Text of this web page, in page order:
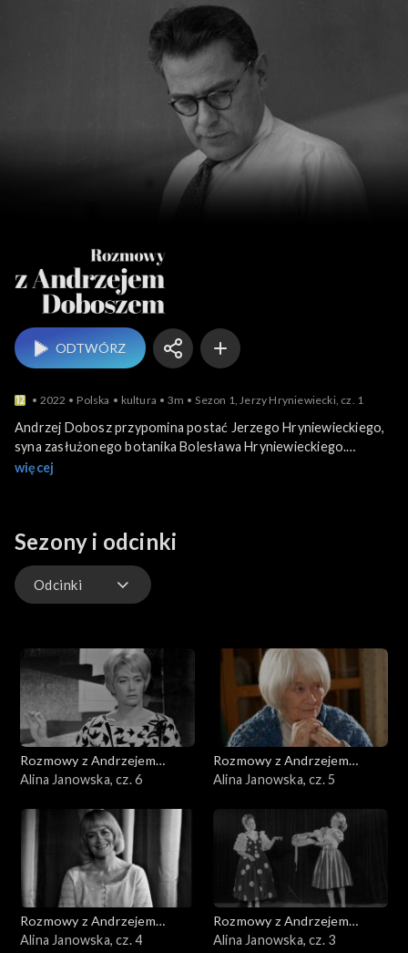
ODTWÓRZ
2022 Polska kultura 3m Sezon 1, Jerzy Hryniewiecki, cz. 1
Andrzej Dobosz przypomina postać Jerzego Hryniewieckiego,
syna zasłużonego botanika Bolesława Hryniewieckiego.
Bohater odcinka studiował architekturę na Politechnice
znanych zaprojektowanych przez niego obiektów był Stadion
Dziesięciolecia w Warszawie.
więcej
Sezony i odcinki
Odcinki
Rozmowy z Andrzejem
Doboszem
Alina Janowska, cz. 6
Rozmowy z Andrzejem
Doboszem
Alina Janowska, cz. 5
Rozmowy z Andrzejem
Doboszem
Alina Janowska, cz. 4
Rozmowy z Andrzejem
Doboszem
Alina Janowska, cz. 3